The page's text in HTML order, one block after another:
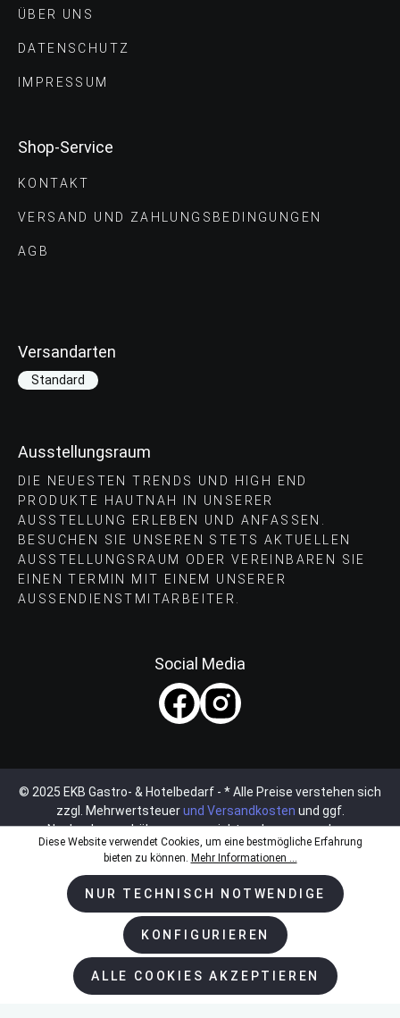
ÜBER UNS
DATENSCHUTZ
IMPRESSUM
Shop-Service
KONTAKT
VERSAND UND ZAHLUNGS­BEDINGUNGEN
AGB
Versandarten
Standard
Ausstellungsraum
DIE NEUESTEN TRENDS UND HIGH END
PRODUKTE HAUTNAH IN UNSERER
AUSSTELLUNG ERLEBEN UND ANFASSEN.
BESUCHEN SIE UNSEREN STETS AKTUELLEN
AUSSTELLUNGSRAUM ODER VEREINBAREN SIE
EINEN TERMIN MIT EINEM UNSERER
AUSSENDIENSTMITARBEITER.
Social Media
© 2025 EKB Gastro- & Hotelbedarf - * Alle Preise verstehen sich
zzgl. Mehrwertsteuerund Versandkosten und ggf.
Nachnahmegebühren, wenn nicht anders angegeben.
Diese Website verwendet Cookies, um eine bestmögliche Erfahrung
bieten zu können. Mehr Informationen ...
NUR TECHNISCH NOTWENDIGE
KONFIGURIEREN
ALLE COOKIES AKZEPTIEREN